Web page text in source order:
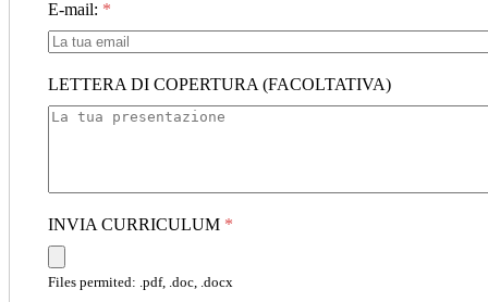
E-mail: *
LETTERA DI COPERTURA (FACOLTATIVA)
INVIA CURRICULUM *
Files permited: .pdf, .doc, .docx